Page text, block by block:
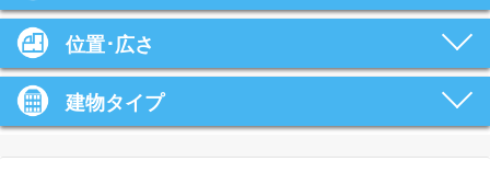
位置･広さ
建物タイプ